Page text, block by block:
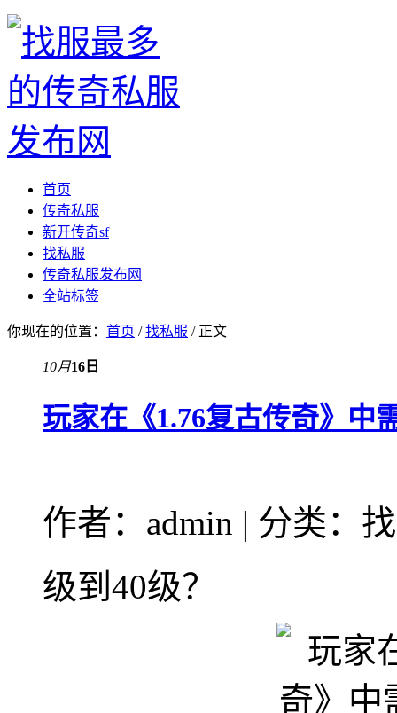
首页
传奇私服
新开传奇sf
找私服
传奇私服发布网
全站标签
你现在的位置： 首页 /找私服 / 正文
10月16日
玩家在《1.76复古传奇》中
作者：admin | 分类：
级到40级？